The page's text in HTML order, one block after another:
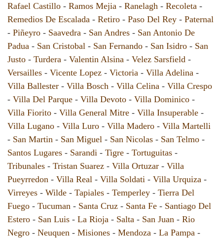
Rafael Castillo - Ramos Mejia - Ranelagh - Recoleta -
Remedios De Escalada - Retiro - Paso Del Rey - Paternal
- Piñeyro - Saavedra - San Andres - San Antonio De
Padua - San Cristobal - San Fernando - San Isidro - San
Justo - Turdera - Valentin Alsina - Velez Sarsfield -
Versailles - Vicente Lopez - Victoria - Villa Adelina -
Villa Ballester - Villa Bosch - Villa Celina - Villa Crespo
- Villa Del Parque - Villa Devoto - Villa Dominico -
Villa Fiorito - Villa General Mitre - Villa Insuperable -
Villa Lugano - Villa Luro - Villa Madero - Villa Martelli
- San Martin - San Miguel - San Nicolas - San Telmo -
Santos Lugares - Sarandi - Tigre - Tortuguitas -
Tribunales - Tristan Suarez - Villa Ortuzar - Villa
Pueyrredon - Villa Real - Villa Soldati - Villa Urquiza -
Virreyes - Wilde - Tapiales - Temperley - Tierra Del
Fuego - Tucuman - Santa Cruz - Santa Fe - Santiago Del
Estero - San Luis - La Rioja - Salta - San Juan - Rio
Negro - Neuquen - Misiones - Mendoza - La Pampa -